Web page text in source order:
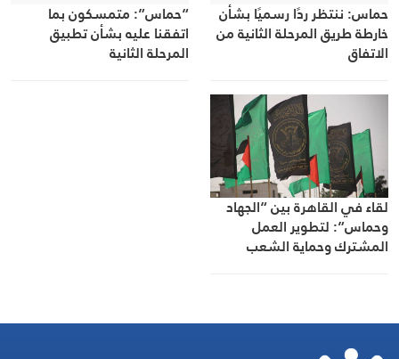
حماس: ننتظر ردًا رسميًا بشأن
خارطة طريق المرحلة الثانية من
الاتفاق
“حماس”: متمسكون بما
اتفقنا عليه بشأن تطبيق
المرحلة الثانية
لقاء في القاهرة بين “الجهاد
وحماس”: لتطوير العمل
المشترك وحماية الشعب